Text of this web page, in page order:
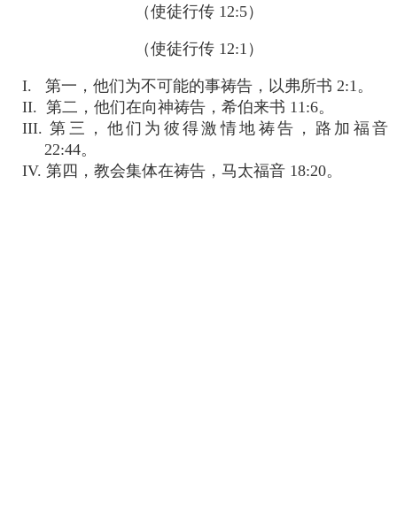
（使徒行传 12:5）
（使徒行传 12:1）
I. 第一，他们为不可能的事祷告，以弗所书 2:1。
II. 第二，他们在向神祷告，希伯来书 11:6。
III. 第三，他们为彼得激情地祷告，路加福音
22:44。
IV. 第四，教会集体在祷告，马太福音 18:20。